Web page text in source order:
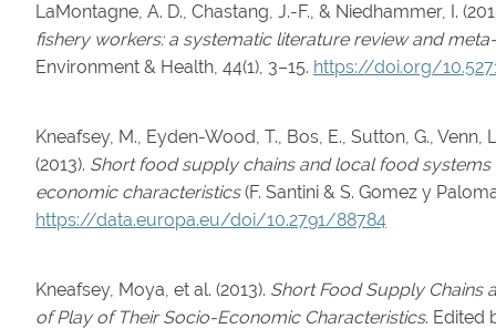
LaMontagne, A. D., Chastang, J.-F., & Niedhammer, I.
fishery workers: a systematic literature review and
Environment & Health, 44(1), 3–15. https://doi.org/
Kneafsey, M., Eyden-Wood, T., Bos, E., Sutton, G., Venn,
(2013). Short food supply chains and local food
economic characteristics(F. Santini & S. Gomez y
https://data.europa.eu/doi/10.2791/88784
Kneafsey, Moya, et al. (2013). Short Food Supply Chains
of Play of Their Socio-Economic Characteristics. Edited